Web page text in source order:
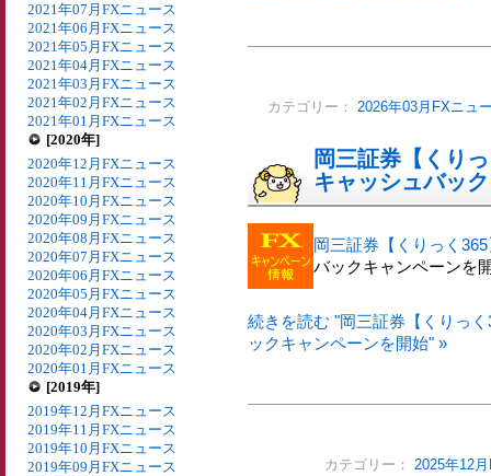
2021年07月FXニュース
2021年06月FXニュース
2021年05月FXニュース
2021年04月FXニュース
2021年03月FXニュース
2021年02月FXニュース
2021年01月FXニュース
[2020年]
2020年12月FXニュース
2020年11月FXニュース
2020年10月FXニュース
2020年09月FXニュース
2020年08月FXニュース
2020年07月FXニュース
2020年06月FXニュース
2020年05月FXニュース
2020年04月FXニュース
2020年03月FXニュース
2020年02月FXニュース
2020年01月FXニュース
[2019年]
2019年12月FXニュース
2019年11月FXニュース
2019年10月FXニュース
2019年09月FXニュース
カテゴリー： 2026年03月FXニュ
岡三証券【くり
キャッシュバッ
岡三証券【くりっく365
バックキャンペーンを
続きを読む "岡三証券【くりっ
ックキャンペーンを開始" »
カテゴリー： 2025年12